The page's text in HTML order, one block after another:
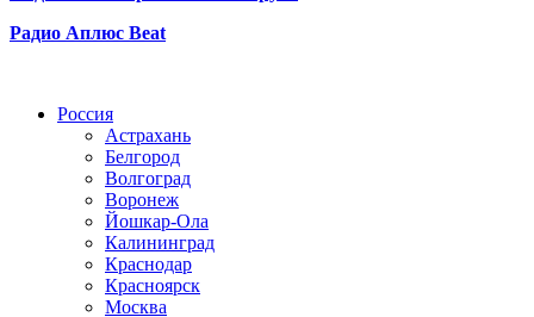
Радио Аплюс Beat
Россия
Астрахань
Белгород
Волгоград
Воронеж
Йошкар-Ола
Калининград
Краснодар
Красноярск
Москва